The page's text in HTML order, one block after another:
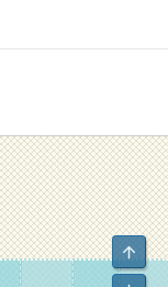
Top